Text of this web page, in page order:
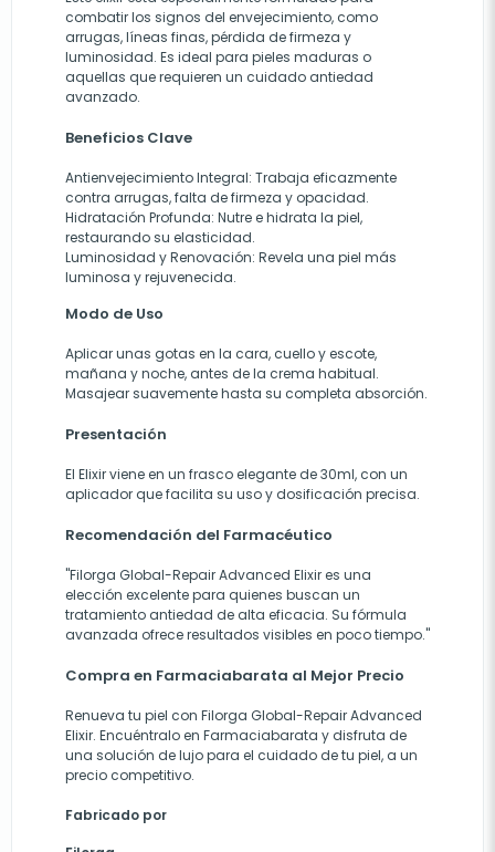
combatir los signos del envejecimiento, como
arrugas, líneas finas, pérdida de firmeza y
luminosidad. Es ideal para pieles maduras o
aquellas que requieren un cuidado antiedad
avanzado.
Beneficios Clave
Antienvejecimiento Integral: Trabaja eficazmente
contra arrugas, falta de firmeza y opacidad.
Hidratación Profunda: Nutre e hidrata la piel,
restaurando su elasticidad.
Luminosidad y Renovación: Revela una piel más
luminosa y rejuvenecida.
Modo de Uso
Aplicar unas gotas en la cara, cuello y escote,
mañana y noche, antes de la crema habitual.
Masajear suavemente hasta su completa absorción.
Presentación
El Elixir viene en un frasco elegante de 30ml, con un
aplicador que facilita su uso y dosificación precisa.
Recomendación del Farmacéutico
"Filorga Global-Repair Advanced Elixir es una
elección excelente para quienes buscan un
tratamiento antiedad de alta eficacia. Su fórmula
avanzada ofrece resultados visibles en poco tiempo."
Compra en Farmaciabarata al Mejor Precio
Renueva tu piel con Filorga Global-Repair Advanced
Elixir. Encuéntralo en Farmaciabarata y disfruta de
una solución de lujo para el cuidado de tu piel, a un
precio competitivo.
Fabricado por